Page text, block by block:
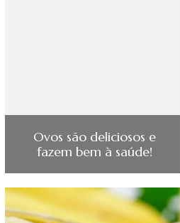
Ovos são deliciosos e
fazem bem à saúde!